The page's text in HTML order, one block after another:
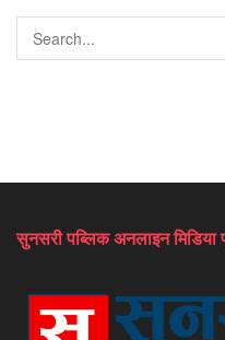
सुनसरी पब्लिक अनलाइन मिडिया